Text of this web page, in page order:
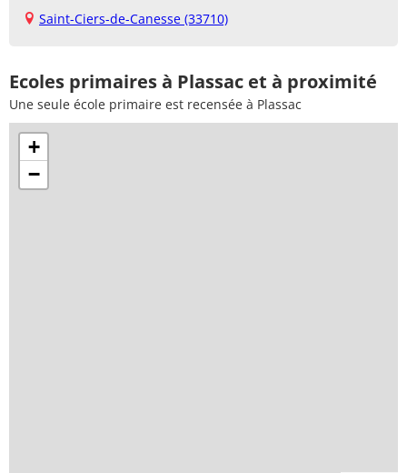
Saint-Ciers-de-Canesse (33710)
Ecoles primaires à Plassac et à proximité
Une seule école primaire est recensée à Plassac
+
−